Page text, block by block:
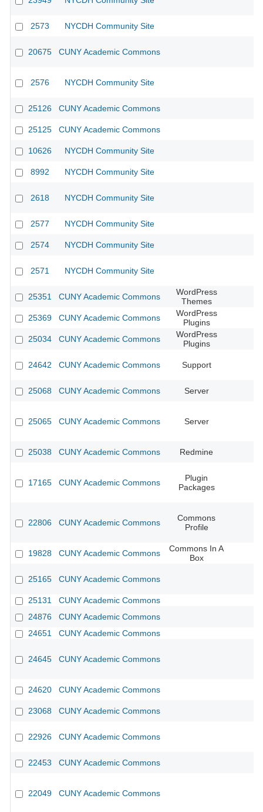
2573 NYCDH Community Site
20675 CUNY Academic Commons
2576 NYCDH Community Site
25126 CUNY Academic Commons
25125 CUNY Academic Commons
10626 NYCDH Community Site
8992 NYCDH Community Site
2618 NYCDH Community Site
2577 NYCDH Community Site
2574 NYCDH Community Site
2571 NYCDH Community Site
25351 CUNY Academic Commons
WordPress
Themes
25369
CUNY Academic Commons
WordPress
Plugins
25034
CUNY Academic Commons
WordPress
Plugins
24642 CUNY Academic Commons Support
25068 CUNY Academic Commons Server
25065 CUNY Academic Commons Server
25038 CUNY Academic Commons Redmine
17165 CUNY Academic Commons
Plugin
Packages
22806 CUNY Academic Commons
Commons
Profile
19828 CUNY Academic Commons
Commons In A
Box
25165 CUNY Academic Commons
25131
CUNY Academic Commons
24876
CUNY Academic Commons
24651
CUNY Academic Commons
24645 CUNY Academic Commons
24620 CUNY Academic Commons
23068 CUNY Academic Commons
22926 CUNY Academic Commons
22453 CUNY Academic Commons
22049 CUNY Academic Commons